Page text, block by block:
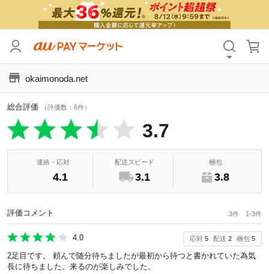
okaimonoda.net
総合評価 （評価数：6件）
3.7
連絡・応対
4.1
配送スピード
3.1
梱包
3.8
評価コメント 3件 1-3件
4.0 応対 5 配送 2 梱包 5
2足目です。 頼んで随分待ちましたが最初から待つと書かれていた為気
長に待ちました。来るのが楽しみでした。
カテゴリ すべて
価格
支払い方法
その他の条件
送料無料 タイムセール
ポイントUPセレクトのみ